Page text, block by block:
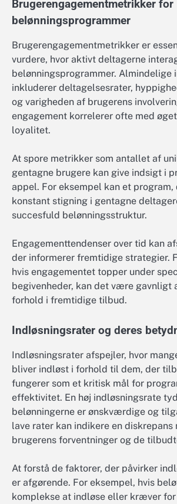
Brugerengagementmetrikker for
belønningsprogrammer
Brugerengagementmetrikker er
vurdere, hvor aktivt deltagerne
belønningsprogrammer. Almindelige
inkluderer deltagelsesrater,
og varigheden af brugerens
engagement korrelerer ofte med
loyalitet.
At spore metrikker som antallet af
gentagne brugere kan give indsigt i
appel. For eksempel kan et program,
konstant stigning i gentagne
succesfuld belønningsstruktur.
Engagementtendenser over tid kan
der informerer fremtidige strategier.
hvis engagementet topper under
begivenheder, kan det være gavnligt
forhold i fremtidige tilbud.
Indløsningsrater og deres
Indløsningsrater afspejler, hvor
bliver indløst i forhold til dem, der
fungerer som et kritisk mål for
effektivitet. En høj indløsningsrate
belønningerne er ønskværdige og
lave rater kan indikere en diskrepans
brugerens forventninger og de
At forstå de faktorer, der påvirker
er afgørende. For eksempel, hvis
komplekse at indløse eller kræver